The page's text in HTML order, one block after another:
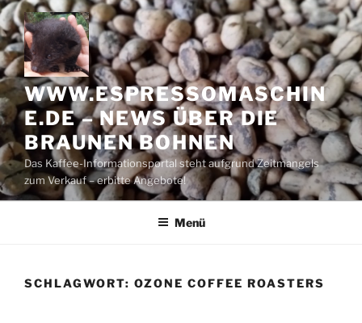
Zum
Inhalt
springen
WWW.ESPRESSOMASCHIN
E.DE – NEWS ÜBER DIE
BRAUNEN BOHNEN
Das Kaffee-Informationsportal steht aufgrund Zeitmangels
zum Verkauf – erbitte Angebote!
Menü
SCHLAGWORT: OZONE COFFEE ROASTERS